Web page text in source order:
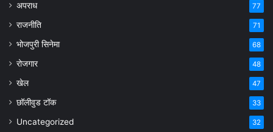
अपराध 77
राजनीति 71
भोजपुरी सिनेमा 68
रोजगार 48
खेल 47
छॉलीवुड टॉक 33
Uncategorized 32